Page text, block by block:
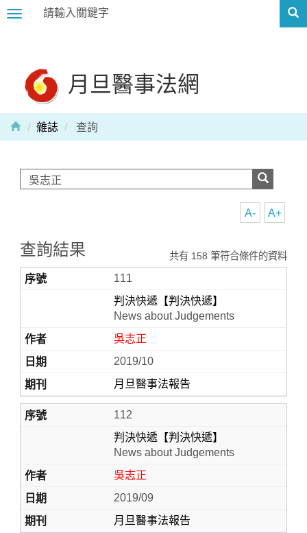
Toggle
月旦醫事法網
雜誌 查詢
A+
A-
查詢結果 共有 158 筆符合條件的資料
111
判決快遞【判決快遞】
News about Judgements
吳志正
2019/10
月旦醫事法報告
112
判決快遞【判決快遞】
News about Judgements
吳志正
2019/09
月旦醫事法報告